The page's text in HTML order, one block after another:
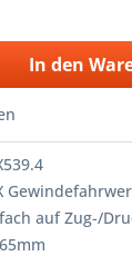
In den
auf Zug-/